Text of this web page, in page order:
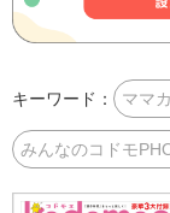
キーワード： ママ
みんなのコドモ